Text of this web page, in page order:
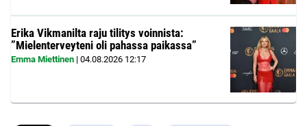
Erika Vikmanilta raju tilitys voinnista:
”Mielenterveyteni oli pahassa paikassa”
Emma Miettinen | 04.08.2026 12:17